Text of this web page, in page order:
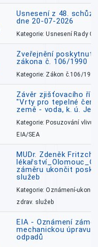
Usnesení z 48.
dne 20-07-2026
Kategorie: Usnesení Rady
Zveřejnění poskytnutí
zákona č. 106/1990
Kategorie: Zákon č.106/1999
Závěr zjišťovacího
"Vrty pro tepelné
země - voda, k. ú.
Kategorie: Posuzování vlivů
EIA/SEA
MUDr. Zdeněk
záměru ukončit
služeb
Kategorie: Oznámení-
zdrav. služeb
EIA - Oznámení
mechanickou úpravu
odpadů